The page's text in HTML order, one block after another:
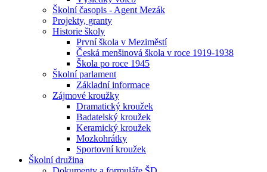
Školní časopis - Agent Mezák
Projekty, granty
Historie školy
První škola v Meziměstí
Česká menšinová škola v roce 1919-1938
Škola po roce 1945
Školní parlament
Základní informace
Zájmové kroužky
Dramatický kroužek
Badatelský kroužek
Keramický kroužek
Mozkohrátky
Sportovní kroužek
Školní družina